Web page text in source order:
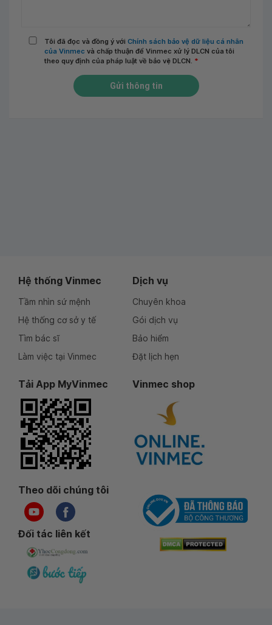
Tôi đã đọc và đồng ý với Chính sách bảo vệ dữ liệu cá nhân
của Vinmec và chấp thuận để Vinmec xử lý DLCN của tôi
theo quy định của pháp luật về bảo vệ DLCN. *
Gửi thông tin
Hệ thống Vinmec
Tầm nhìn sứ mệnh
Hệ thống cơ sở y tế
Tìm bác sĩ
Làm việc tại Vinmec
Dịch vụ
Chuyên khoa
Gói dịch vụ
Bảo hiểm
Đặt lịch hẹn
Tải App MyVinmec Vinmec shop
Theo dõi chúng tôi
Đối tác liên kết